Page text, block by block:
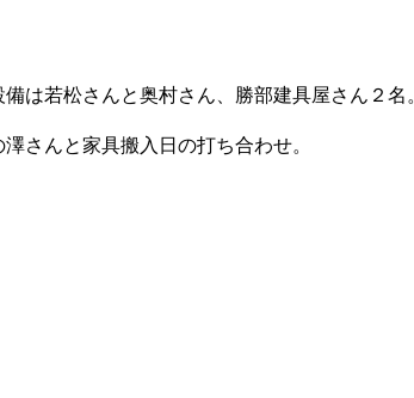
は若松さんと奥村さん、勝部建具屋さん２
さんと家具搬入日の打ち合わせ。